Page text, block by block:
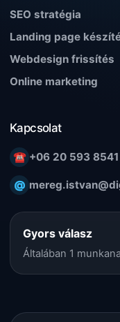
SEO stratégia
Landing page
Webdesign frissítés
Online marketing
Kapcsolat
☎ +06 20 593 8541
@
Gyors válasz
Általában 1